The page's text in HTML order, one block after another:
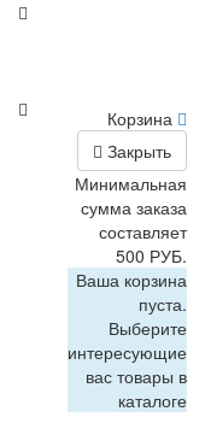
Корзина
Закрыть
Минимальная
сумма заказа
составляет
500 РУБ.
Ваша корзина
пуста.
Выберите
интересующие
вас товары в
каталоге